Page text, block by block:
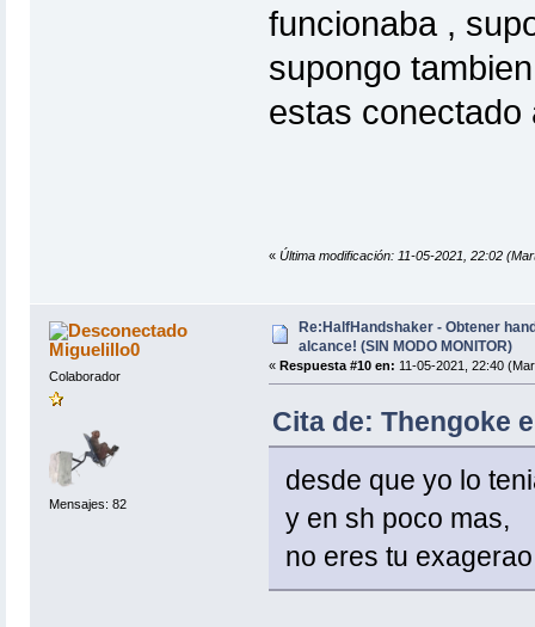
funcionaba ,
supongo
estas conectado
« Última modificación: 11-05-2021, 22:02
Miguelillo0
Colaborador
Mensajes: 82
Re:HalfHandshaker - Obtener
alcance! (SIN MODO MONITOR)
« Respuesta #10 en: 11-05-2021, 22:40
Cita de: Thengoke
desde que yo lo
y en sh poco mas,
no eres tu